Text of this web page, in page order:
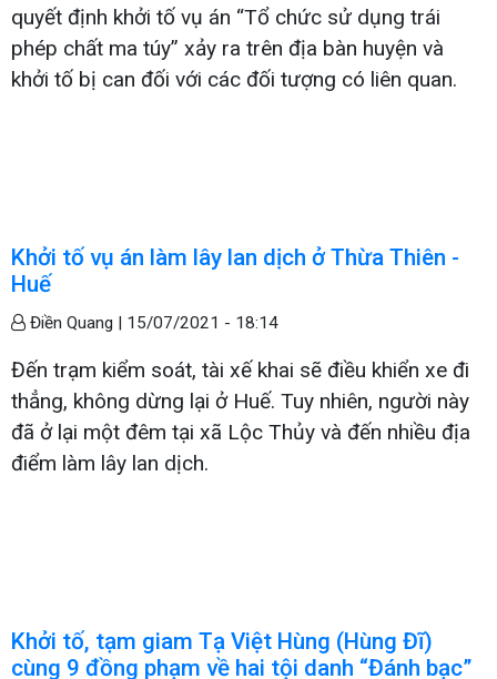
quyết định khởi tố vụ án “Tổ chức sử dụng trái
phép chất ma túy” xảy ra trên địa bàn huyện và
khởi tố bị can đối với các đối tượng có liên quan.
Khởi tố vụ án làm lây lan dịch ở Thừa Thiên -
Huế
Điền Quang | 15/07/2021 - 18:14
Đến trạm kiểm soát, tài xế khai sẽ điều khiển xe đi
thẳng, không dừng lại ở Huế. Tuy nhiên, người này
đã ở lại một đêm tại xã Lộc Thủy và đến nhiều địa
điểm làm lây lan dịch.
Khởi tố, tạm giam Tạ Việt Hùng (Hùng Đĩ)
cùng 9 đồng phạm về hai tội danh “Đánh bạc”